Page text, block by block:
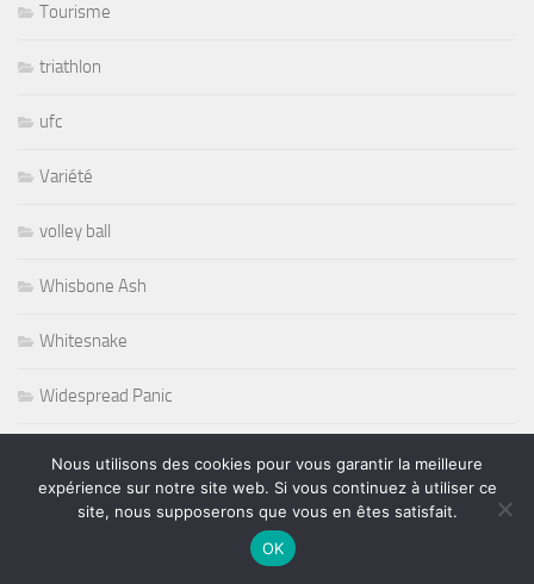
Tourisme
triathlon
ufc
Variété
volley ball
Whisbone Ash
Whitesnake
Widespread Panic
Wursel
Nous utilisons des cookies pour vous garantir la meilleure
expérience sur notre site web. Si vous continuez à utiliser ce
site, nous supposerons que vous en êtes satisfait.
OK